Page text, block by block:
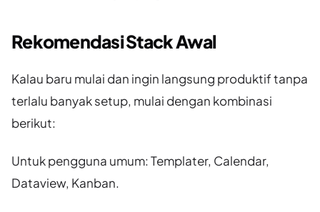
Rekomendasi Stack Awal
Kalau baru mulai dan ingin langsung produktif tanpa
terlalu banyak setup, mulai dengan kombinasi
berikut:
Untuk pengguna umum: Templater, Calendar,
Dataview, Kanban.